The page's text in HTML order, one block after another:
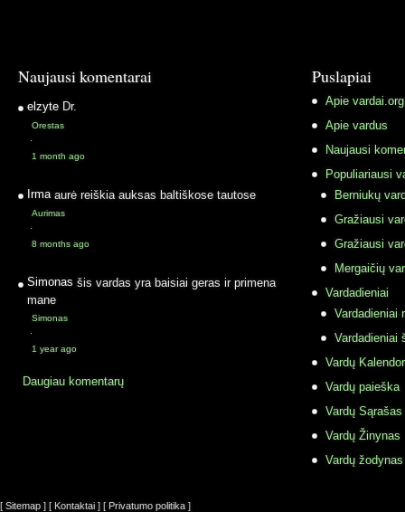
Naujausi komentarai
elzyte Dr.
Orestas
·
1 month ago
Irma aurė reiškia auksas baltiškose tautose
Aurimas
·
8 months ago
Simonas šis vardas yra baisiai geras ir primena
mane
Simonas
·
1 year ago
Daugiau komentarų
Puslapiai
Apie vardai.org
Apie vardus
Naujausi
Populiariausi
Berniukų
Gražiausi
Gražiausi
Mergaičių
Vardadieniai
Vardadieniai
Vardadieniai
Vardų
Vardų paieška
Vardų Sąrašas
Vardų Žinynas
Vardų
[ Sitemap ] [ Kontaktai ] [ Privatumo politika ]